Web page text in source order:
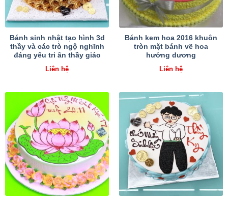
Bánh sinh nhật tạo hình 3d
thầy và các trò ngộ nghĩnh
đáng yêu tri ân thầy giáo
Liên hệ
Bánh kem hoa 2016 khuôn
tròn mặt bánh vẽ hoa
hướng dương
Liên hệ